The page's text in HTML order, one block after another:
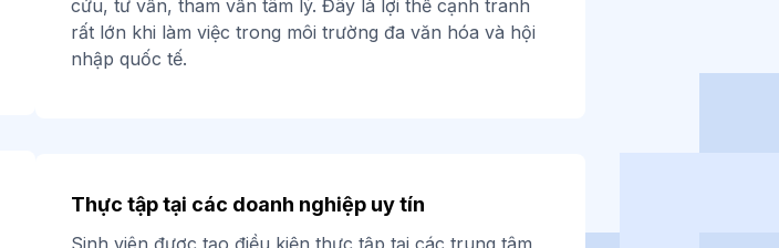
cứu, tư vấn, tham vấn tâm lý. Đây là lợi thế cạnh tranh
rất lớn khi làm việc trong môi trường đa văn hóa và hội
nhập quốc tế.
Thực tập tại các doanh nghiệp uy tín
Sinh viên được tạo điều kiện thực tập tại các trung tâm